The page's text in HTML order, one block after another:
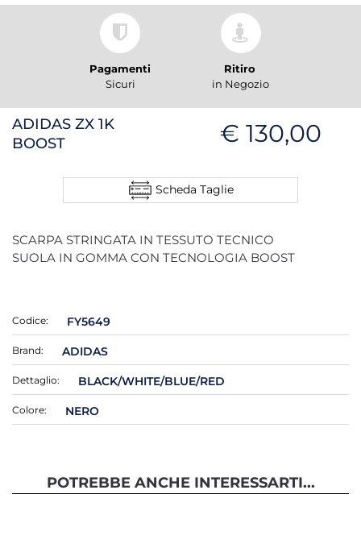
Pagamenti
Sicuri
Ritiro
in Negozio
ADIDAS ZX 1K
BOOST
€ 130,00
Scheda Taglie
SCARPA STRINGATA IN TESSUTO TECNICO
SUOLA IN GOMMA CON TECNOLOGIA BOOST
Codice: FY5649
Brand: ADIDAS
Dettaglio: BLACK/WHITE/BLUE/RED
Colore: NERO
POTREBBE ANCHE INTERESSARTI...